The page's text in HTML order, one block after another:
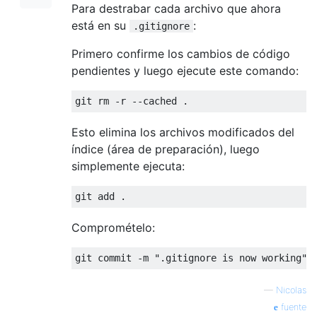
Para destrabar cada archivo que ahora
está en su
.gitignore :
Primero confirme los cambios de código
pendientes y luego ejecute este comando:
Esto elimina los archivos modificados del
índice (área de preparación), luego
simplemente ejecuta:
Compromételo:
— Nicolas
fuente